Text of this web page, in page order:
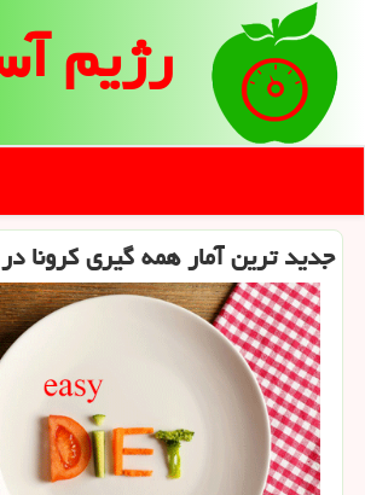
رژیم
جدید ترین آمار همه گیری كرونا